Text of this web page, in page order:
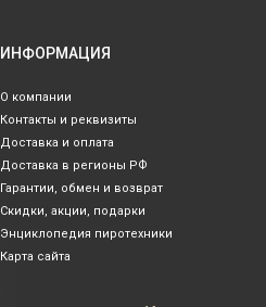
ИНФОРМАЦИЯ
О компании
Контакты и реквизиты
Доставка и оплата
Доставка в регионы РФ
Гарантии, обмен и возврат
Скидки, акции, подарки
Энциклопедия пиротехники
Карта сайта